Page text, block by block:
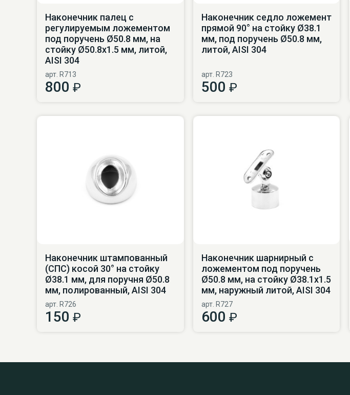
Наконечник палец с
регулируемым ложементом
под поручень Ø50.8 мм, на
стойку Ø50.8х1.5 мм, литой,
AISI 304
арт. R713
800 ₽
Наконечник седло ложемент
прямой 90° на стойку Ø38.1
мм, под поручень Ø50.8 мм,
литой, AISI 304
арт. R723
500 ₽
Наконечник штампованный
(СПС) косой 30° на стойку
Ø38.1 мм, для поручня Ø50.8
мм, полированный, AISI 304
арт. R726
150 ₽
Наконечник шарнирный с
ложементом под поручень
Ø50.8 мм, на стойку Ø38.1х1.5
мм, наружный литой, AISI 304
арт. R727
600 ₽